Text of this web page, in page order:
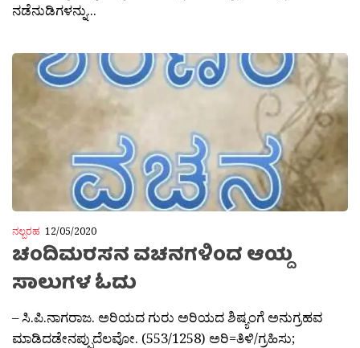
ನಡೆನುಡಿಗಳನ್ನು...
ನಲ್ಬರಹ 12/05/2020
ಚಂದಿಮರಸನ ವಚನಗಳಿಂದ ಆಯ್ದ
ಸಾಲುಗಳ ಓದು
– ಸಿ.ಪಿ.ನಾಗರಾಜ. ಅರಿಯದ ಗುರು ಅರಿಯದ ಶಿಷ್ಯಂಗೆ ಅನುಗ್ರಹವ
ಮಾಡಿದಡೇನಪ್ಪುದೆಲವೋ. (553/1258) ಅರಿ=ತಿಳಿ/ಗ್ರಹಿಸು;